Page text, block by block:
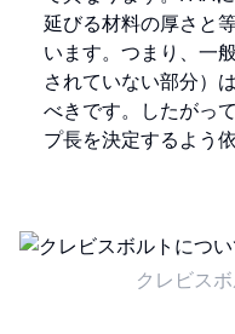
延びる材料の厚さと
います。つまり、一
されていない部分）
べきです。したがっ
プ長を決定するよう
クレビス